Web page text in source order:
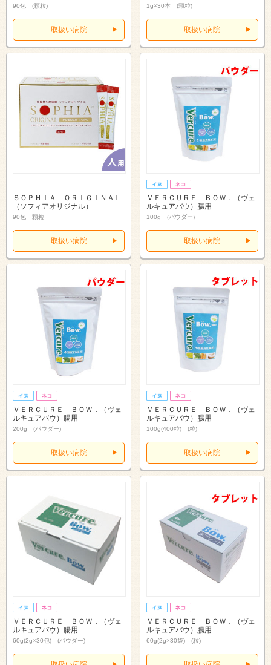
90包 (顆粒)
取扱い病院
1g×30本 (顆粒)
取扱い病院
ＳＯＰＨＩＡ ＯＲＩＧＩＮＡＬ
（ソフィアオリジナル）
90包 顆粒
取扱い病院
ＶＥＲＣＵＲＥ ＢＯＷ．（ヴェ
ルキュアバウ）腸用
100g (パウダー)
取扱い病院
ＶＥＲＣＵＲＥ ＢＯＷ．（ヴェ
ルキュアバウ）腸用
200g (パウダー)
取扱い病院
ＶＥＲＣＵＲＥ ＢＯＷ．（ヴェ
ルキュアバウ）腸用
100g(400粒) (粒)
取扱い病院
ＶＥＲＣＵＲＥ ＢＯＷ．（ヴェ
ルキュアバウ）腸用
60g(2g×30包) (パウダー)
ＶＥＲＣＵＲＥ ＢＯＷ．（ヴェ
ルキュアバウ）腸用
60g(2g×30袋) (粒)